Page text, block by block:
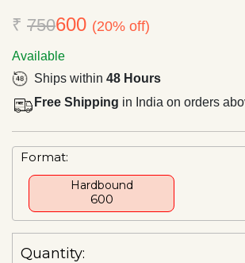
₹ 750600 (20% off)
Available
Ships within 48 Hours
Free Shipping in India on orders
Format:
Hardbound
₹600
Quantity: